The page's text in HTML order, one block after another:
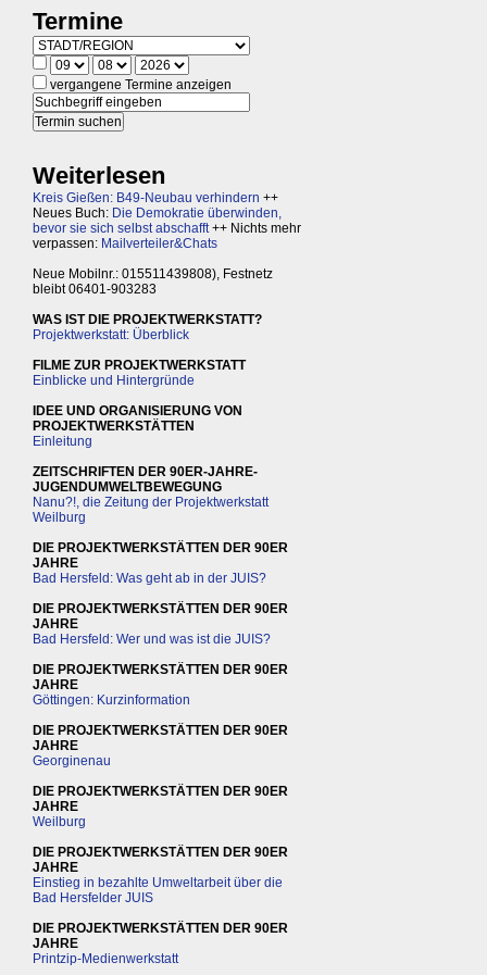
Termine
vergangene Termine anzeigen
Weiterlesen
Kreis Gießen: B49-Neubau verhindern ++
Neues Buch: Die Demokratie überwinden,
bevor sie sich selbst abschafft++ Nichts mehr
verpassen: Mailverteiler&Chats
Neue Mobilnr.: 015511439808), Festnetz
bleibt 06401-903283
WAS IST DIE PROJEKTWERKSTATT?
Projektwerkstatt: Überblick
FILME ZUR PROJEKTWERKSTATT
Einblicke und Hintergründe
IDEE UND ORGANISIERUNG VON
PROJEKTWERKSTÄTTEN
Einleitung
ZEITSCHRIFTEN DER 90ER-JAHRE-
JUGENDUMWELTBEWEGUNG
Nanu?!, die Zeitung der Projektwerkstatt
Weilburg
DIE PROJEKTWERKSTÄTTEN DER 90ER
JAHRE
Bad Hersfeld: Was geht ab in der JUIS?
DIE PROJEKTWERKSTÄTTEN DER 90ER
JAHRE
Bad Hersfeld: Wer und was ist die JUIS?
DIE PROJEKTWERKSTÄTTEN DER 90ER
JAHRE
Göttingen: Kurzinformation
DIE PROJEKTWERKSTÄTTEN DER 90ER
JAHRE
Georginenau
DIE PROJEKTWERKSTÄTTEN DER 90ER
JAHRE
Weilburg
DIE PROJEKTWERKSTÄTTEN DER 90ER
JAHRE
Einstieg in bezahlte Umweltarbeit über die
Bad Hersfelder JUIS
DIE PROJEKTWERKSTÄTTEN DER 90ER
JAHRE
Printzip-Medienwerkstatt